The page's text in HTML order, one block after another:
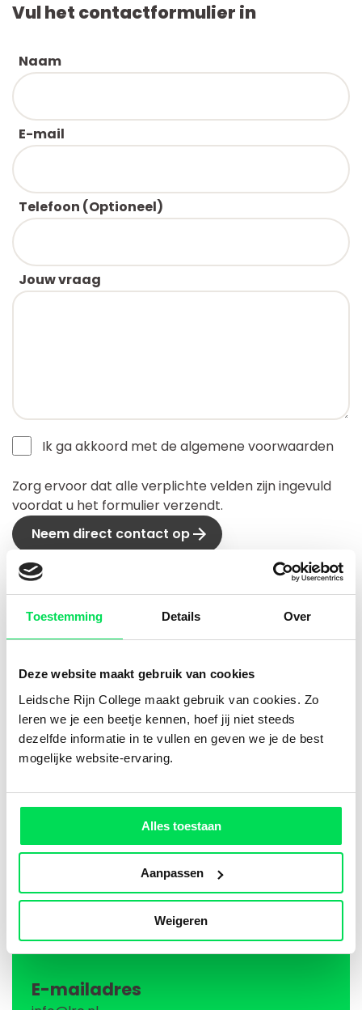
Toestemming Details Over
Deze website maakt gebruik van cookies
Leidsche Rijn College maakt gebruik van cookies. Zo
leren we je een beetje kennen, hoef jij niet steeds
dezelfde informatie in te vullen en geven we je de best
mogelijke website-ervaring.
Alles toestaan
Aanpassen
Weigeren
Vul het contactformulier in
Call me back by fax
Naam
E-mail
Telefoon (Optioneel)
Jouw vraag
Ik ga akkoord met de algemene voorwaarden
Zorg ervoor dat alle verplichte velden zijn ingevuld
voordat u het formulier verzendt.
Neem direct contact op
Leidsche Rijn College
Bezoekadres
Maartvlinder 1 - 7, 3544 DA Utrecht
Telefoonnummer
030 6702660
E-mailadres